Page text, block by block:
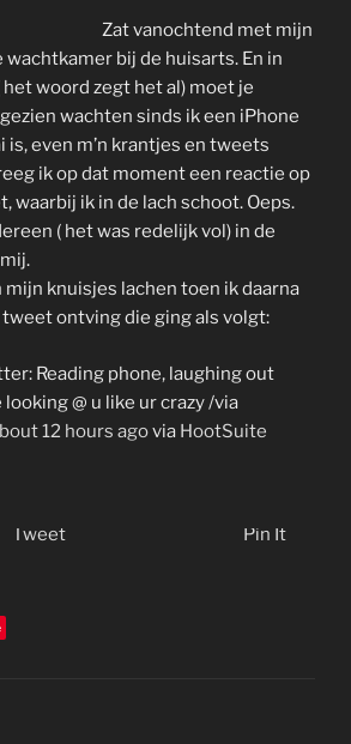
Zat vanochtend met mijn
wachtkamer bij de huisarts. En in
woord zegt het al) moet je
wachten sinds ik een iPhone
is, even m’n krantjes en tweets
ik op dat moment een reactie op
waarbij ik in de lach schoot. Oeps.
( het was redelijk vol) in de
knuisjes lachen toen ik daarna
ontving die ging als volgt:
Reading phone, laughing out
@ u like ur crazy /via
12 hours agovia HootSuite
Tweet Pin It